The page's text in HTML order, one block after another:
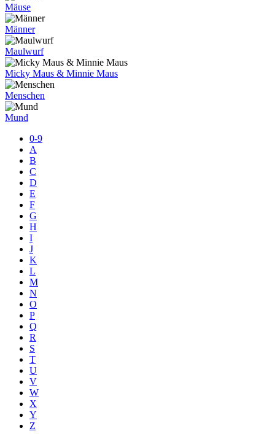
Mäuse
Männer
Maulwurf
Micky Maus & Minnie Maus
Menschen
Mund
0-9
A
B
C
D
E
F
G
H
I
J
K
L
M
N
O
P
Q
R
S
T
U
V
W
X
Y
Z